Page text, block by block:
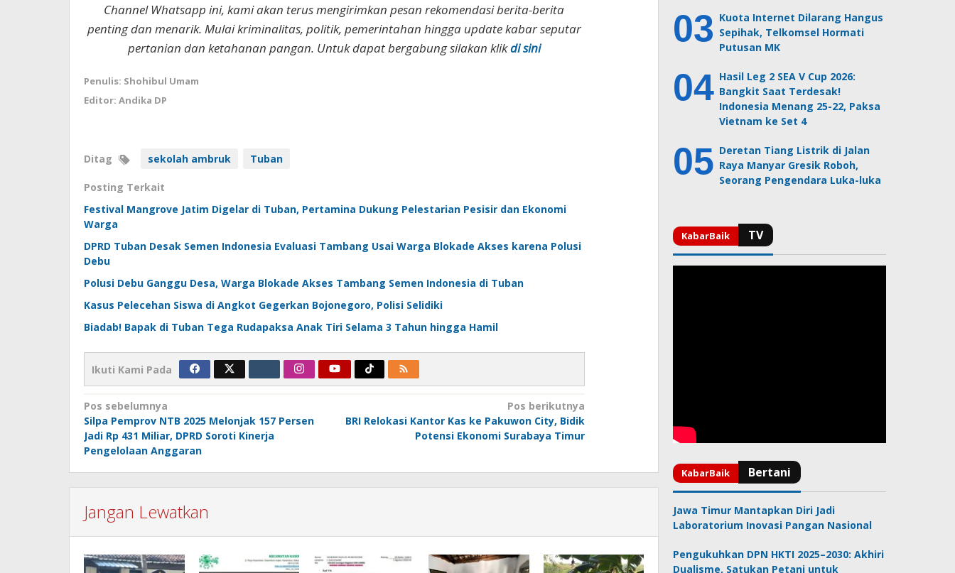
Channel Whatsapp ini, kami akan terus mengirimkan pesan rekomendasi berita-berita
penting dan menarik. Mulai kriminalitas, politik, pemerintahan hingga update kabar seputar
pertanian dan ketahanan pangan. Untuk dapat bergabung silakan klikdi sini
Penulis: Shohibul Umam
Editor: Andika DP
Ditag sekolah ambruk Tuban
Posting Terkait
Festival Mangrove Jatim Digelar di Tuban, Pertamina Dukung Pelestarian Pesisir dan Ekonomi
Warga
DPRD Tuban Desak Semen Indonesia Evaluasi Tambang Usai Warga Blokade Akses karena Polusi
Debu
Polusi Debu Ganggu Desa, Warga Blokade Akses Tambang Semen Indonesia di Tuban
Kasus Pelecehan Siswa di Angkot Gegerkan Bojonegoro, Polisi Selidiki
Biadab! Bapak di Tuban Tega Rudapaksa Anak Tiri Selama 3 Tahun hingga Hamil
Ikuti Kami Pada
Navigasi
pos
Pos sebelumnya
Silpa Pemprov NTB 2025 Melonjak 157 Persen
Jadi Rp 431 Miliar, DPRD Soroti Kinerja
Pengelolaan Anggaran
Pos berikutnya
BRI Relokasi Kantor Kas ke Pakuwon City, Bidik
Potensi Ekonomi Surabaya Timur
Jangan Lewatkan
Kuota Internet Dilarang Hangus
Sepihak, Telkomsel Hormati
Putusan MK
Hasil Leg 2 SEA V Cup 2026:
Bangkit Saat Terdesak!
Indonesia Menang 25-22, Paksa
Vietnam ke Set 4
Deretan Tiang Listrik di Jalan
Raya Manyar Gresik Roboh,
Seorang Pengendara Luka-luka
Jawa Timur Mantapkan Diri Jadi
Laboratorium Inovasi Pangan Nasional
Pengukuhkan DPN HKTI 2025–2030: Akhiri
Dualisme, Satukan Petani untuk